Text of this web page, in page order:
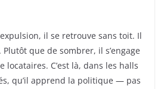
il se retrouve sans toit. Il
que de sombrer, il s’engage
locataires. C’est là, dans les halls
qu’il apprend la politique — pas